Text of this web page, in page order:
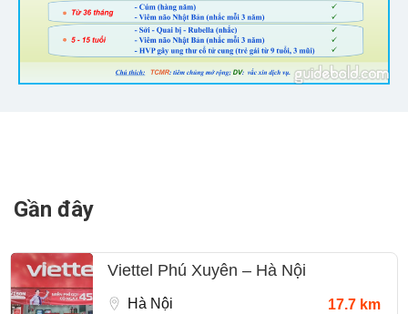
Gần đây
Viettel Phú Xuyên – Hà Nội
Hà Nội 17.7 km